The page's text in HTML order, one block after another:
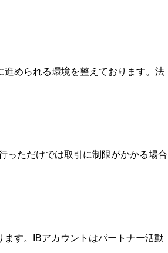
められる環境を整えております。法
っただけでは取引に制限がかかる場合
す。IBアカウントはパートナー活動